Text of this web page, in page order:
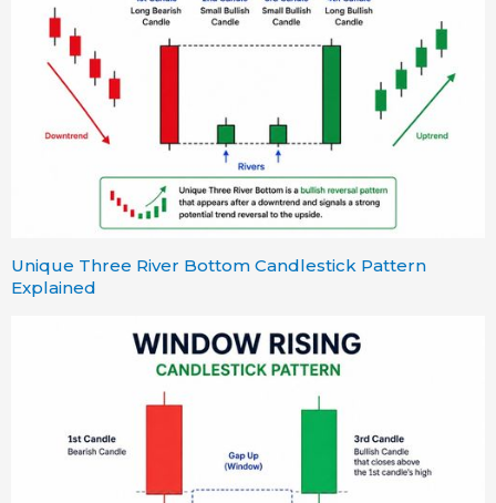
Unique Three River Bottom Candlestick Pattern
Explained